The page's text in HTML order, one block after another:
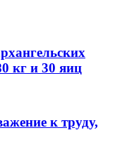
кг и 30 яиц
к труду,